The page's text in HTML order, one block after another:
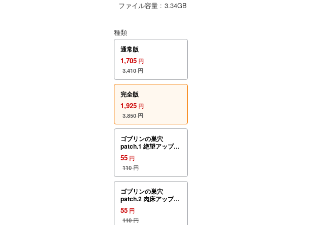
ファイル容量
3.34GB
種類
通常版
1,705 円
3,410 円
完全版
1,925 円
3,850 円
ゴブリンの巣穴
patch.1 絶望アップグ
レードデータ
55 円
110 円
ゴブリンの巣穴
patch.2 肉床アップグ
レードデータ
55 円
110 円